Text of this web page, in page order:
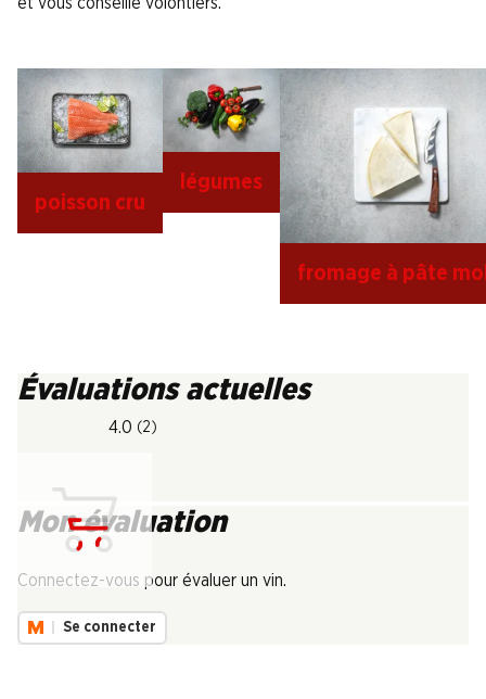
poisson cru
légumes
fromage à pâte
Évaluations actuelles
4.0 (2)
Mon évaluation
Connectez-vous pour évaluer un vin.
Se connecter